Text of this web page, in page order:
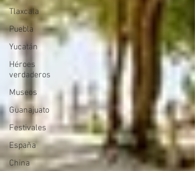
Tlaxcala
Puebla
Yucatán
Héroes
verdaderos
Museos
Guanajuato
Festivales
España
China